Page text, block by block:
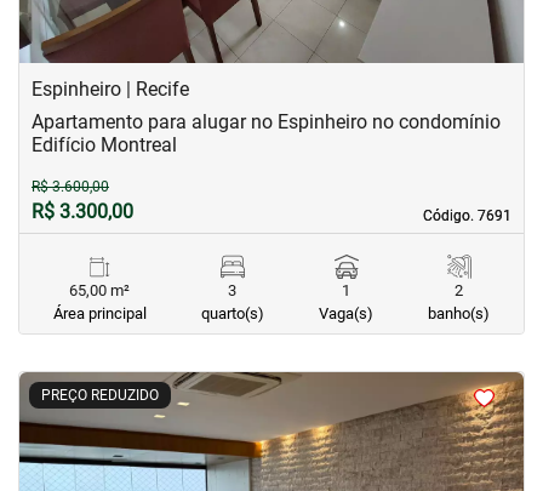
Espinheiro | Recife
Código. 7691
Código. 7691
Apartamento para alugar no Espinheiro no condomínio
Edifício Montreal
R$ 3.600,00
R$ 3.300,00
65,00 m²
Área principal
3
quarto(s)
1
Vaga(s)
2
banho(s)
PREÇO REDUZIDO
< <<<